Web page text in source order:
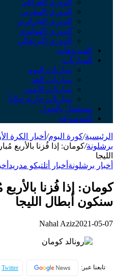
الدوري العراقي
الدوري المغربي
الدوري الجزائري
الدوري الهولندي
الدوري البرتغالي
الفيديوهات
المباريات
مباريات اليوم
مباريات الغد
مباريات الأمس
مباريات جارية حالياً
مسلسل بالجول
الموسوعة
الرئيسية/كورة اليوم/ أخبار الكرة
برشلونة/كومان: إذا فُزنا بالأربع
الليجا
أخبار برشلونة أخبار أتلتيكو مدريد
كومان: إذا فُزنا بالأربع
سنكون أبطال الليجا
Nahal Aziz2021-05-07
تابعنا عبر: Twitter